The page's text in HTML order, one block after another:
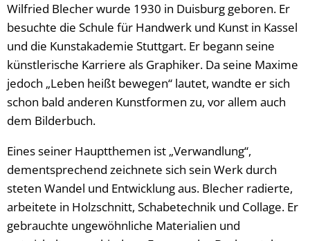
Wilfried Blecher wurde 1930 in Duisburg geboren. Er
besuchte die Schule für Handwerk und Kunst in Kassel
und die Kunstakademie Stuttgart. Er begann seine
künstlerische Karriere als Graphiker. Da seine Maxime
jedoch „Leben heißt bewegen“ lautet, wandte er sich
schon bald anderen Kunstformen zu, vor allem auch
dem Bilderbuch.
Eines seiner Hauptthemen ist „Verwandlung“,
dementsprechend zeichnete sich sein Werk durch
steten Wandel und Entwicklung aus. Blecher radierte,
arbeitete in Holzschnitt, Schabetechnik und Collage. Er
gebrauchte ungewöhnliche Materialien und